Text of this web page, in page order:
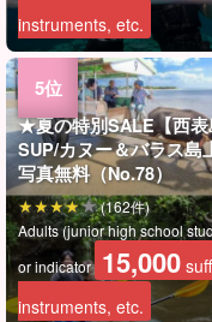
instruments, etc.
★夏の特別SALE【西表
SUP/カヌー＆バラス
写真無料（No.78）
Adults (junior high school
or indicator 15,000
instruments, etc.
(162件)